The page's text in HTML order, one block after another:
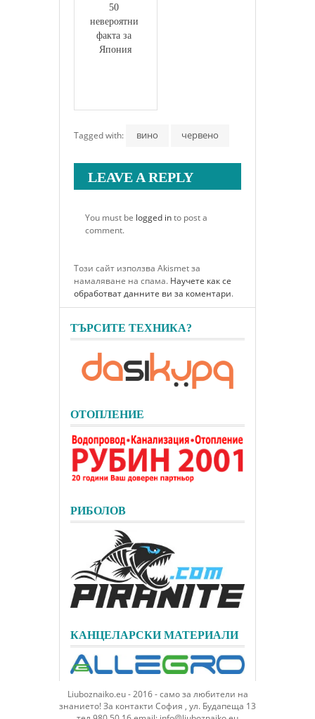
50
невероятни
факта за
Япония
Tagged with: вино червено
LEAVE A REPLY
You must be logged into post a
comment.
Този сайт използва Akismet за
намаляване на спама. Научете как се
обработват данните ви за коментари.
ТЪРСИТЕ ТЕХНИКА?
ОТОПЛЕНИЕ
РИБОЛОВ
КАНЦЕЛАРСКИ МАТЕРИАЛИ
Liuboznaiko.eu - 2016 - само за любители на
знанието! За контакти София , ул. Будапеща 13